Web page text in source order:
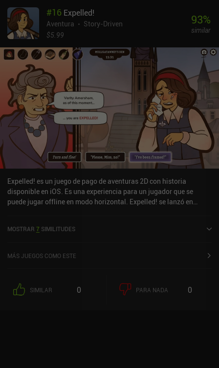
#16 Expelled!
Aventura
Story-Driven
$5.99
93%
similar
Expelled! es un juego de pago de aventuras 2D con historia
disponible en iOS. Es una experiencia para un jugador que se
puede jugar offline en modo horizontal. Expelled! se lanzó en
MOSTRAR 7 SIMILITUDES
MÁS JUEGOS COMO ESTE
SIMILAR 0 PARA NADA 0